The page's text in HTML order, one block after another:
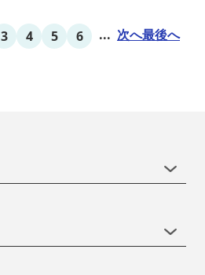
3 4 5 6 ... 次へ最後へ